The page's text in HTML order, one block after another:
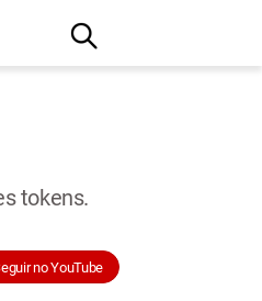
tokens.
no YouTube